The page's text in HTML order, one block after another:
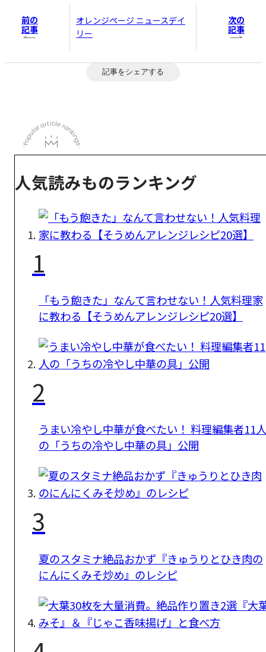
前の
記事
オレンジページ ニュースデイ
リー
次の
記事
記事をシェアする
人気読みものランキング
1
「もう飽きた」なんて言わせない！人気料理家
に教わる【そうめんアレンジレシピ20選】
2
うまい冷やし中華が食べたい！ 料理編集者11人
の「うちの冷やし中華の具」公開
3
夏のスタミナ絶品おかず『きゅうりとひき肉の
にんにくみそ炒め』のレシピ